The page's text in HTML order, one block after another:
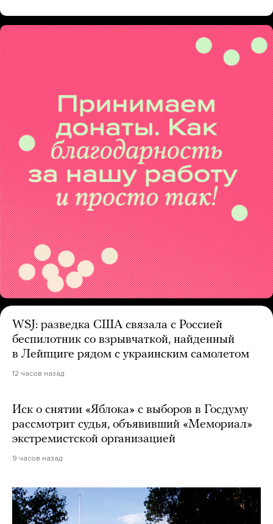
WSJ: разведка США связала с Россией
беспилотник со взрывчаткой, найденный
в Лейпциге рядом с украинским самолетом
12 часов назад
Иск о снятии «Яблока» с выборов в Госдуму
рассмотрит судья, объявивший «Мемориал»
экстремистской организацией
9 часов назад